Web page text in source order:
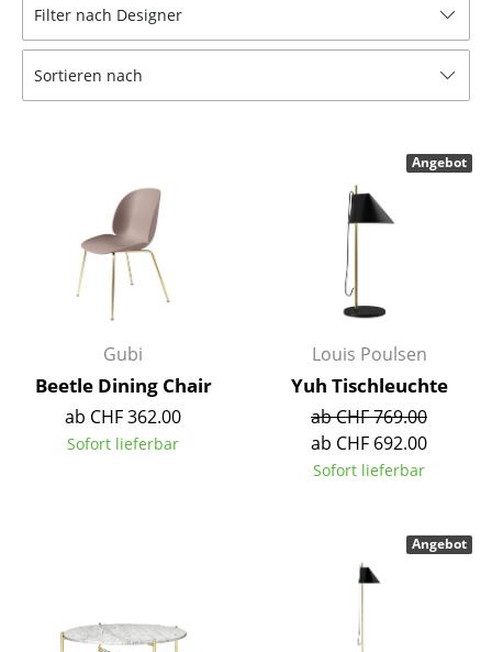
Bänke & Liegen
Sitzsäcke
Schaukelstühle
Bürodrehstühle
Konferenzstühle
Bürosessel
Einzelteile
... alle Sitzmöbel
Couchtische
Filter nach Designer
Sortieren nach
Gubi
Beetle Dining Chair
ab CHF 362.00
Sofort lieferbar
Louis Poulsen
Yuh Tischleuchte
ab CHF 769.00
ab CHF 692.00
Sofort lieferbar
Angebot
Angebot